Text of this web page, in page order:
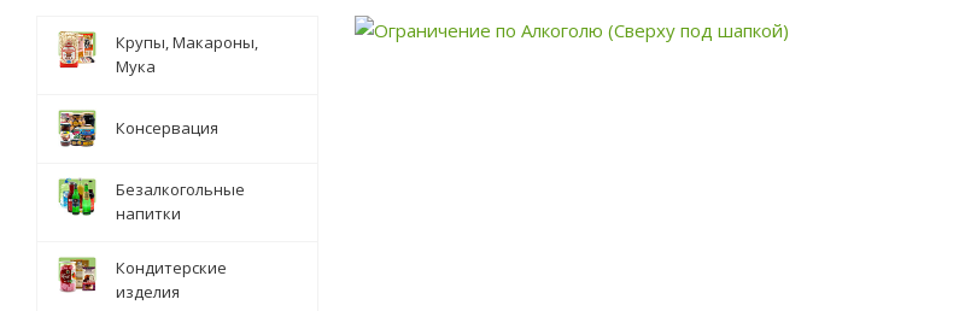
Крупы, Макароны,
Мука
Консервация
Безалкогольные
напитки
Кондитерские
изделия